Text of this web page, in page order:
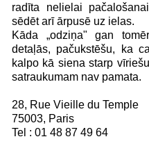
radīta nelielai
sēdēt arī ārpusē uz ielas.
Kāda „odziņa" gan
detaļās, pačukstēšu, ka
kalpo kā siena starp
satraukumam nav pamata.
28, Rue Vieille du Temple
75003, Paris
Tel : 01 48 87 49 64